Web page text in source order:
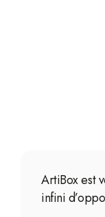
ArtiBox est
infini